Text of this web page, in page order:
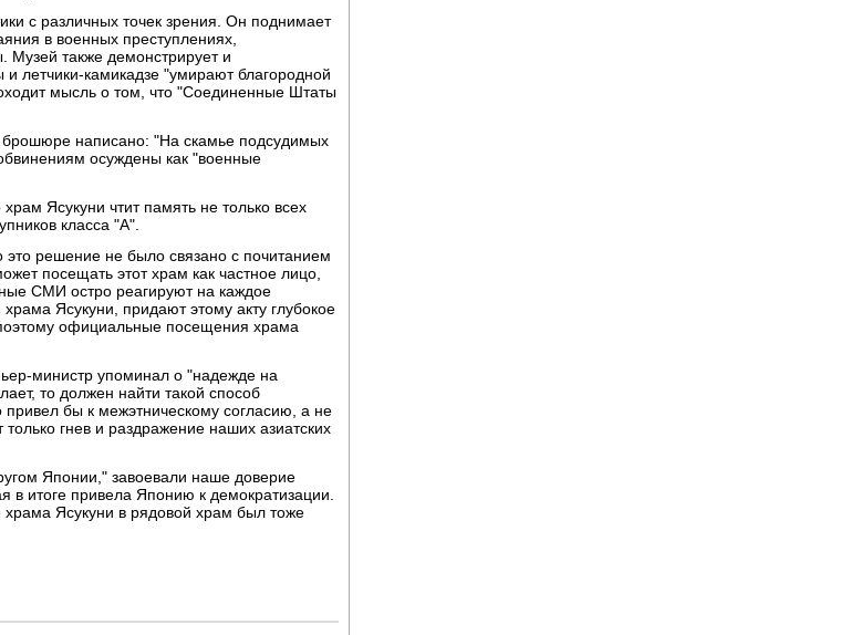
с различных точек зрения. Он поднимает
в военных преступлениях,
также демонстрирует и
летчики-камикадзе "умирают благородной
мысль о том, что "Соединенные Штаты
написано: "На скамье подсудимых
осуждены как "военные
Ясукуни чтит память не только всех
класса "A".
решение не было связано с почитанием
посещать этот храм как частное лицо,
СМИ остро реагируют на каждое
Ясукуни, придают этому акту глубокое
официальные посещения храма
министр упоминал о "надежде на
то должен найти такой способ
бы к межэтническому согласию, а не
гнев и раздражение наших азиатских
Японии," завоевали наше доверие
в итоге привела Японию к демократизации.
храма Ясукуни в рядовой храм был тоже